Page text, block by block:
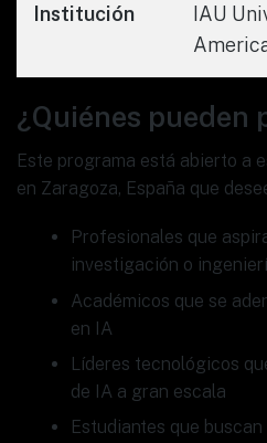
Institución
IAU
¿Quiénes pueden
Este programa está abierto a
en Zaragoza, España que
Profesionales que
investigación o
Académicos que se
en IA
Líderes tecnológicos
de IA a gran escala
Estudiantes que